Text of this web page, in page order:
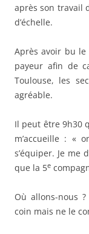
après son travail
d’échelle.
Après avoir bu le
payeur afin de
Toulouse, les
agréable.
Il peut être 9h30
m’accueille : «
s’équiper. Je me
que la 5e
Où allons-nous
coin mais ne le